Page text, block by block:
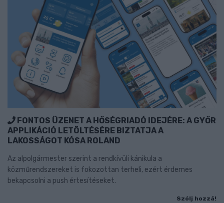
FONTOS ÜZENET A HŐSÉGRIADÓ IDEJÉRE: A GYŐR
APPLIKÁCIÓ LETÖLTÉSÉRE BIZTATJA A
LAKOSSÁGOT KÓSA ROLAND
Az alpolgármester szerint a rendkívüli kánikula a
közműrendszereket is fokozottan terheli, ezért érdemes
bekapcsolni a push értesítéseket.
Szólj hozzá!